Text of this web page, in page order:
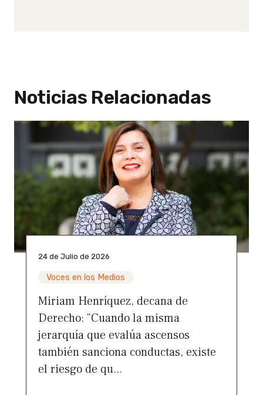
Noticias Relacionadas
24 de Julio de 2026
Voces en los Medios
Miriam Henríquez, decana de
Derecho: “Cuando la misma
jerarquía que evalúa ascensos
también sanciona conductas, existe
el riesgo de qu...